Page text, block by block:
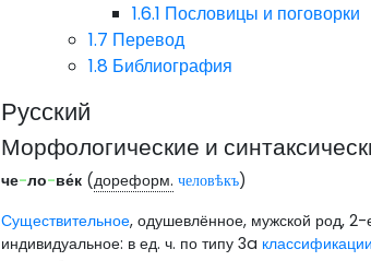
1.6.1 Пословицы и поговорки
1.7 Перевод
1.8 Библиография
Русский
Морфологические и
че-ло-ве́к (дореформ. человѣкъ)
Существительное, одушевлённое, мужской род,
индивидуальное: в ед. ч. по типу 3a